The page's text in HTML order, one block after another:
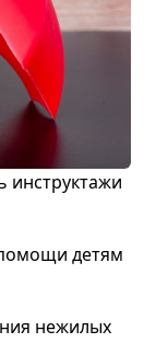
инструктажи
детям
нежилых